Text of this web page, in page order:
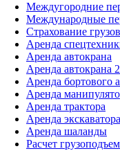
Междугородние
Международные
Страхование грузов
Аренда
Аренда автокрана
Аренда автокрана
Аренда бортового
Аренда
Аренда трактора
Аренда
Аренда шаланды
Расчет